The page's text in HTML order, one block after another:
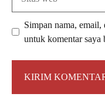
Simpan nama, email,
untuk komentar saya